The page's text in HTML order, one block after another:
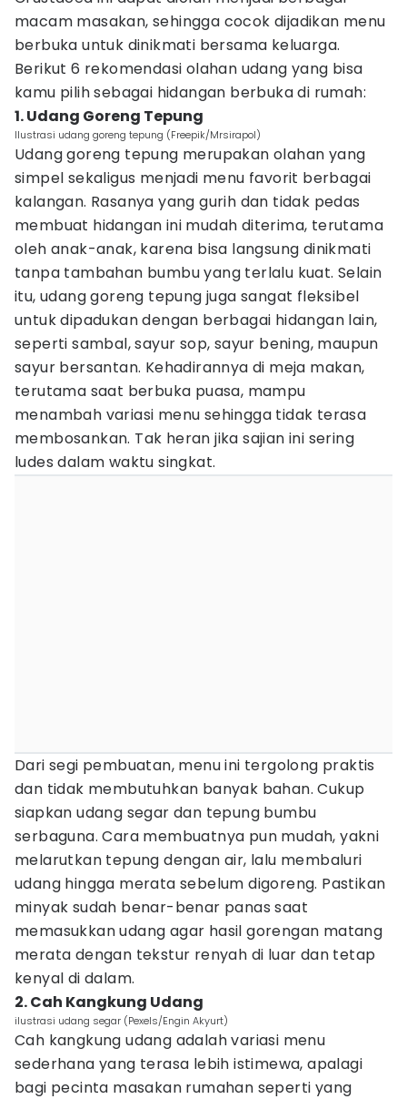
macam masakan, sehingga cocok dijadikan menu
berbuka untuk dinikmati bersama keluarga.
Berikut 6 rekomendasi olahan udang yang bisa
kamu pilih sebagai hidangan berbuka di rumah:
1. Udang Goreng Tepung
Ilustrasi udang goreng tepung (Freepik/Mrsirapol)
Udang goreng tepung merupakan olahan yang
simpel sekaligus menjadi menu favorit berbagai
kalangan. Rasanya yang gurih dan tidak pedas
membuat hidangan ini mudah diterima, terutama
oleh anak-anak, karena bisa langsung dinikmati
tanpa tambahan bumbu yang terlalu kuat. Selain
itu, udang goreng tepung juga sangat fleksibel
untuk dipadukan dengan berbagai hidangan lain,
seperti sambal, sayur sop, sayur bening, maupun
sayur bersantan. Kehadirannya di meja makan,
terutama saat berbuka puasa, mampu
menambah variasi menu sehingga tidak terasa
membosankan. Tak heran jika sajian ini sering
ludes dalam waktu singkat.
Dari segi pembuatan, menu ini tergolong praktis
dan tidak membutuhkan banyak bahan. Cukup
siapkan udang segar dan tepung bumbu
serbaguna. Cara membuatnya pun mudah, yakni
melarutkan tepung dengan air, lalu membaluri
udang hingga merata sebelum digoreng. Pastikan
minyak sudah benar-benar panas saat
memasukkan udang agar hasil gorengan matang
merata dengan tekstur renyah di luar dan tetap
kenyal di dalam.
2. Cah Kangkung Udang
ilustrasi udang segar (Pexels/Engin Akyurt)
Cah kangkung udang adalah variasi menu
sederhana yang terasa lebih istimewa, apalagi
bagi pecinta masakan rumahan seperti yang